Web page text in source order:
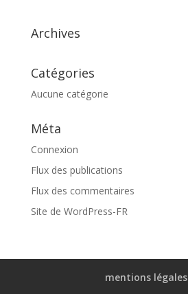
Archives
Catégories
Aucune catégorie
Méta
Connexion
Flux des publications
Flux des commentaires
Site de WordPress-FR
mentions légales